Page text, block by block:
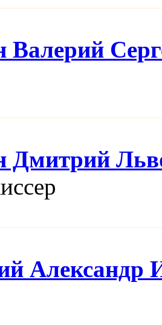
Валерий
Дмитрий
Александр